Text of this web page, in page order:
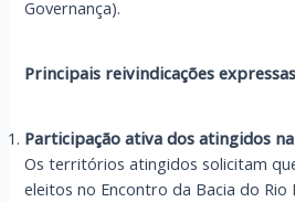
Governança).
Principais reivindicações
Participação ativa dos atingidos
Os territórios atingidos solicitam
eleitos no Encontro da Bacia do